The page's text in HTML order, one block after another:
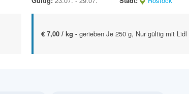
€ 7,00 / kg - gerieben Je 250 g, Nur gültig mit Lidl